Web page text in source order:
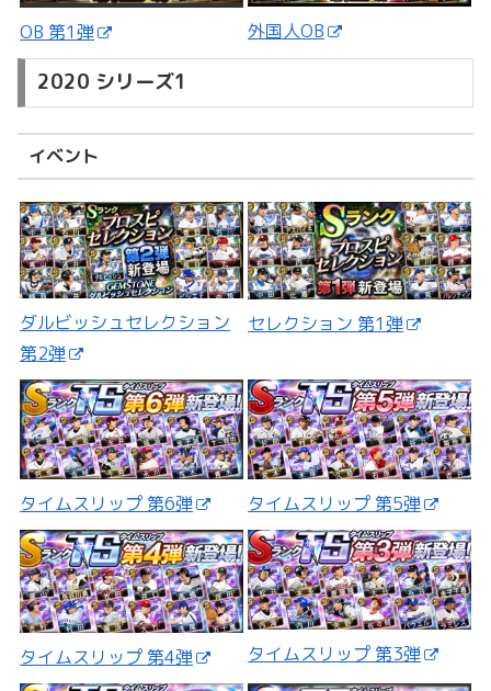
OB 第1弾 外国人OB
2020 シリーズ1
イベント
ダルビッシュセレクション
第2弾
セレクション 第1弾
タイムスリップ 第6弾 タイムスリップ 第5弾
タイムスリップ 第4弾 タイムスリップ 第3弾